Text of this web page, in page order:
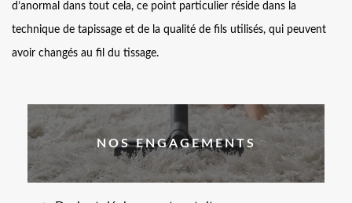
d’anormal dans tout cela, ce point particulier réside dans la
technique de tapissage et de la qualité de fils utilisés, qui peuvent
avoir changés au fil du tissage.
NOS ENGAGEMENTS